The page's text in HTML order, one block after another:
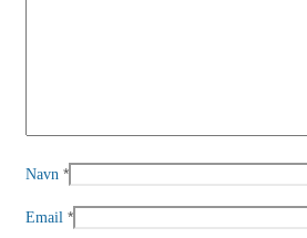
Navn *
Email *